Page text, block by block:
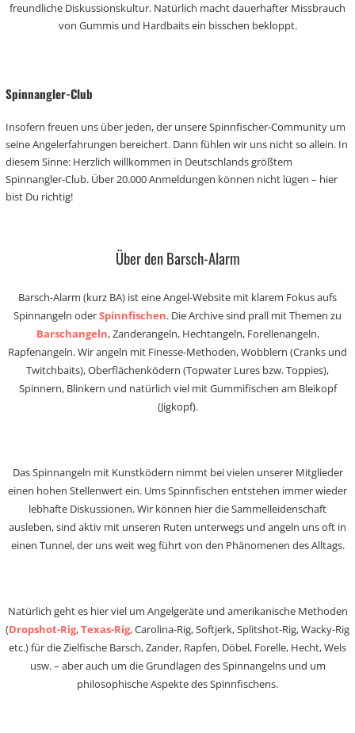
freundliche Diskussionskultur. Natürlich macht dauerhafter Missbrauch
von Gummis und Hardbaits ein bisschen bekloppt.
Spinnangler-Club
Insofern freuen uns über jeden, der unsere Spinnfischer-Community um
seine Angelerfahrungen bereichert. Dann fühlen wir uns nicht so allein. In
diesem Sinne: Herzlich willkommen in Deutschlands größtem
Spinnangler-Club. Über 20.000 Anmeldungen können nicht lügen – hier
bist Du richtig!
Über den Barsch-Alarm
Barsch-Alarm (kurz BA) ist eine Angel-Website mit klarem Fokus aufs
Spinnangeln oderSpinnfischen. Die Archive sind prall mit Themen zu
Barschangeln, Zanderangeln, Hechtangeln, Forellenangeln,
Rapfenangeln. Wir angeln mit Finesse-Methoden, Wobblern (Cranks und
Twitchbaits), Oberflächenködern (Topwater Lures bzw. Toppies),
Spinnern, Blinkern und natürlich viel mit Gummifischen am Bleikopf
(Jigkopf).
Das Spinnangeln mit Kunstködern nimmt bei vielen unserer Mitglieder
einen hohen Stellenwert ein. Ums Spinnfischen entstehen immer wieder
lebhafte Diskussionen. Wir können hier die Sammelleidenschaft
ausleben, sind aktiv mit unseren Ruten unterwegs und angeln uns oft in
einen Tunnel, der uns weit weg führt von den Phänomenen des Alltags.
Natürlich geht es hier viel um Angelgeräte und amerikanische Methoden
(Dropshot-Rig,Texas-Rig, Carolina-Rig, Softjerk, Splitshot-Rig, Wacky-Rig
etc.) für die Zielfische Barsch, Zander, Rapfen, Döbel, Forelle, Hecht, Wels
usw. – aber auch um die Grundlagen des Spinnangelns und um
philosophische Aspekte des Spinnfischens.